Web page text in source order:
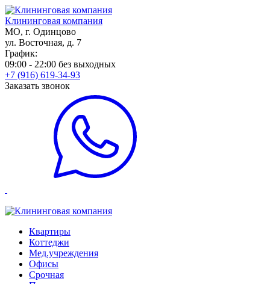
Клининговая компания
МО, г. Одинцово
ул. Восточная, д. 7
График:
09:00 - 22:00 без выходных
+7 (916) 619-34-93
Заказать звонок
Квартиры
Коттеджи
Мед.учреждения
Офисы
Срочная